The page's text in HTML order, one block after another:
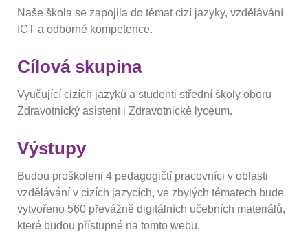
Naše škola se zapojila do témat cizí jazyky, vzdělávání
ICT a odborné kompetence.
Cílová skupina
Vyučující cizích jazyků a studenti střední školy oboru
Zdravotnický asistent i Zdravotnické lyceum.
Výstupy
Budou proškoleni 4 pedagogičtí pracovníci v oblasti
vzdělávání v cizích jazycích, ve zbylých tématech bude
vytvořeno 560 převážně digitálních učebních materiálů,
které budou přístupné na tomto webu.